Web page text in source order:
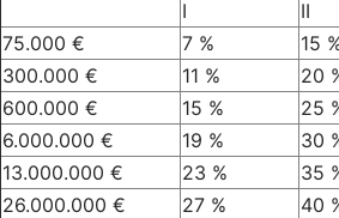
I
II
75.000 €
7 % 15
300.000 €
11 % 20
600.000 €
15 % 25
6.000.000 €
19 % 30
13.000.000 €
23 % 35
26.000.000 €
27 % 40